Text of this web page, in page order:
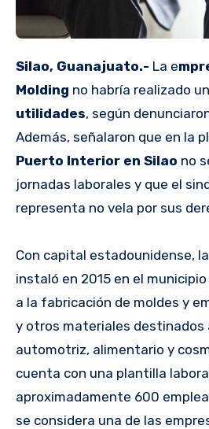
Silao, Guanajuato.- La e
Molding no habría realizado
utilidades, según
Además, señalaron que en la
Puerto Interior en Silao no
jornadas laborales y que el
representa no vela por sus
Con capital estadounidense,
instaló en 2015 en el municipio
a la fabricación de moldes y
y otros materiales destinados
automotriz, alimentario y
cuenta con una plantilla
aproximadamente 600
se considera una de las